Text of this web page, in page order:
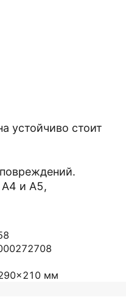
устойчиво стоит
А4 и А5,
мм